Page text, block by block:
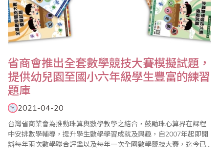
省商會推出全套數學競技大賽模擬試題，
提供幼兒園至國小六年級學生豐富的練習
題庫
2021-04-20
台灣省商業會為推動珠算與數學教學之結合，鼓勵珠心算界在課程
中安排數學輔導，提升學生數學學習成就及興趣，自2007年起即開
辦每年兩次數學聯合評鑑以及每年一次全國數學競技大賽，迄今已